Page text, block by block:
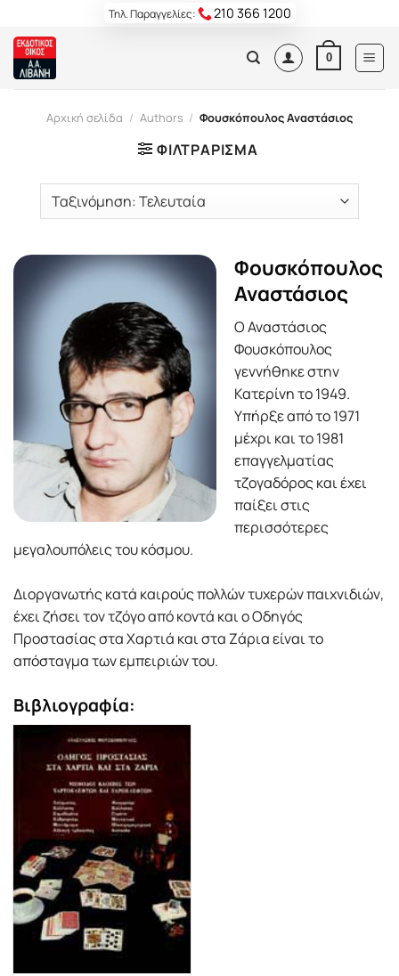
content
Τηλ. Παραγγελίες: 210 366 1200
0
Αρχική σελίδα / Authors / Φουσκόπουλος Αναστάσιος
ΦΙΛΤΡΆΡΙΣΜΑ
Φουσκόπουλος
Αναστάσιος
Ο Αναστάσιος
Φουσκόπουλος
γεννήθηκε στην
Κατερίνη το 1949.
Υπήρξε από το 1971
μέχρι και το 1981
επαγγελματίας
τζογαδόρος και έχει
παίξει στις
περισσότερες
μεγαλουπόλεις του κόσμου.
Διοργανωτής κατά καιρούς πολλών τυχερών παιχνιδιών,
έχει ζήσει τον τζόγο από κοντά και ο Οδηγός
Προστασίας στα Χαρτιά και στα Ζάρια είναι το
απόσταγμα των εμπειριών του.
Βιβλιογραφία: